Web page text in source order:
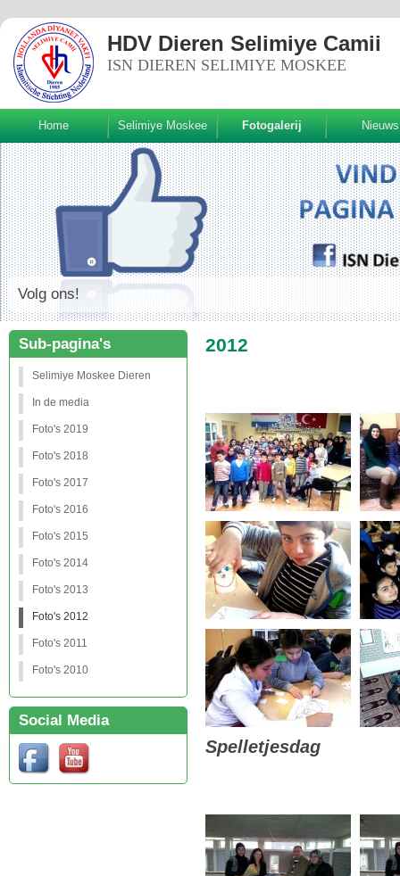
HDV Dieren Selimiye Camii
ISN DIEREN SELIMIYE MOSKEE
Home Selimiye Moskee Fotogalerij Nieuws
Volg ons!
Sub-pagina's
Selimiye Moskee Dieren
In de media
Foto's 2019
Foto's 2018
Foto's 2017
Foto's 2016
Foto's 2015
Foto's 2014
Foto's 2013
Foto's 2012
Foto's 2011
Foto's 2010
Social Media
2012
Spelletjesdag